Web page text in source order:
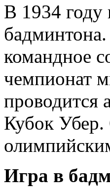
В 1934 году
командное
чемпионат
проводится
Кубок Убер.
Игра в